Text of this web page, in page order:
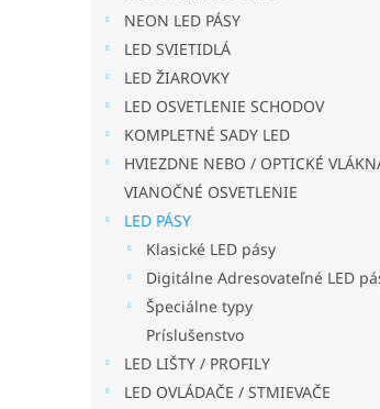
NEON LED PÁSY
LED SVIETIDLÁ
LED ŽIAROVKY
LED OSVETLENIE SCHODOV
KOMPLETNÉ SADY LED
HVIEZDNE NEBO / OPTICKÉ
VIANOČNÉ OSVETLENIE
LED PÁSY
Klasické LED pásy
Digitálne Adresovateľné LED
Špeciálne typy
Príslušenstvo
LED LIŠTY / PROFILY
LED OVLÁDAČE / STMIEVAČE